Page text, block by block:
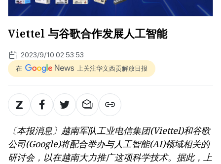
Viettel 与谷歌合作发展人工智能
2023/9/10 02:53:53
在 上关注华文西贡解放日报
〔本报消息〕越南军队工业电信集团(Viettel)和谷歌
公司(Google)将配合举办与人工智能(AI)领域相关的
研讨会，以在越南大力推广这项科学技术。据此，上